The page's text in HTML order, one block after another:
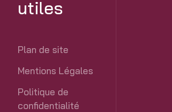
utiles
Plan de site
Mentions Légales
Politique de
confidentialité